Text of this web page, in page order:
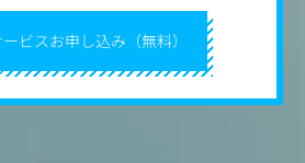
ビスお申し込み（無料）